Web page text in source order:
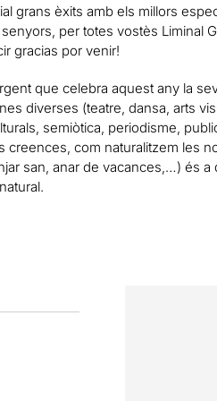
grans èxits amb els millors
per totes vostès Liminal
gracias por venir!
que celebra aquest any la
diverses (teatre, dansa, arts
semiòtica, periodisme,
creences, com naturalitzem les
san, anar de vacances,…) és a